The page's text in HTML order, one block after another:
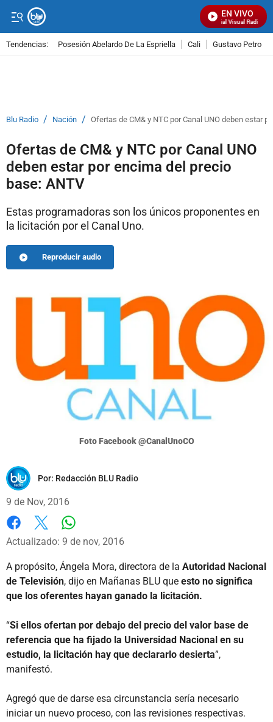
EN VIVO
Señal Visual Radio
Tendencias: Posesión Abelardo De La Espriella Cali Gustavo Petro
Blu Radio / Nación / Ofertas de CM& y NTC por Canal UNO deben estar
Ofertas de CM& y NTC por Canal UNO
deben estar por encima del precio
base: ANTV
Estas programadoras son los únicos proponentes en
la licitación por el Canal Uno.
Reproducir audio
Foto Facebook @CanalUnoCO
Por: Redacción BLU Radio
9 de Nov, 2016
Facebook
X
Actualizado: 9 de nov, 2016
A propósito, Ángela Mora, directora de la Autoridad Nacional
de Televisión, dijo en Mañanas BLU que esto no significa
que los oferentes hayan ganado la licitación.
“Si ellos ofertan por debajo del precio del valor base de
referencia que ha fijado la Universidad Nacional en su
estudio, la licitación hay que declararlo desierta”,
manifestó.
Agregó que de darse esa circunstancia sería necesario
iniciar un nuevo proceso, con las revisiones respectivas.